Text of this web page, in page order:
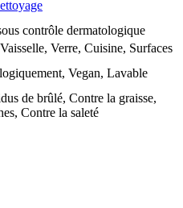
contrôle dermatologique
Verre, Cuisine, Surfaces
Vegan, Lavable
de brûlé, Contre la graisse,
Contre la saleté